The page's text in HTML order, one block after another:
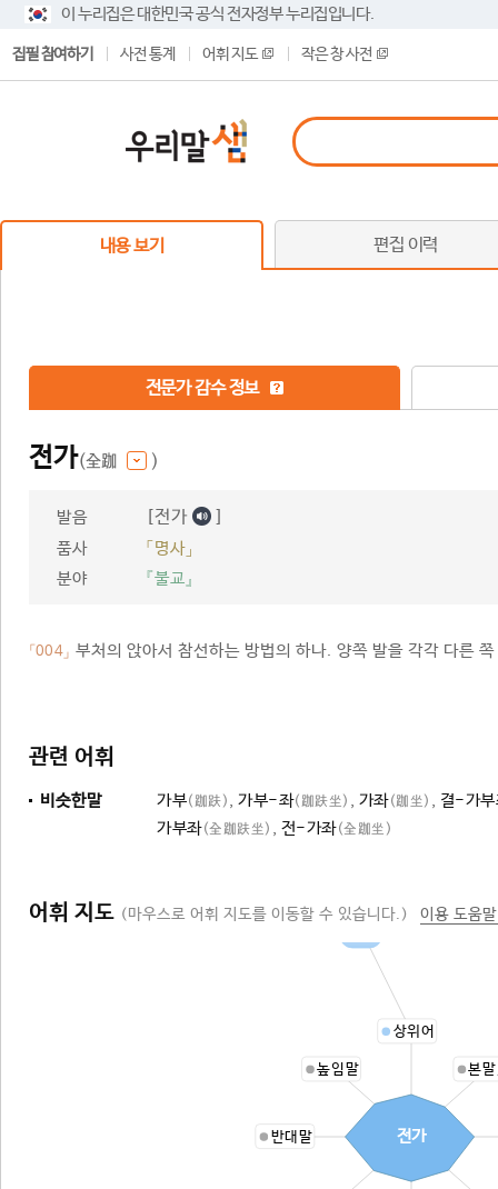
이 누리집은 대한민국 공식 전자정부 누리집입니다.
집필 참여하기 사전 통계 어휘 지도 작은 창 사전
내용 보기 편집 이력
전문가 감수 정보
전가(全跏 )
발음 [전가 ]
품사
「명사」
분야
『불교』
「004」 부처의 앉아서 참선하는 방법의 하나. 양쪽 발을 각각 다른
관련 어휘
비슷한말 가부(跏趺) , 가부-좌(跏趺坐) , 가좌(跏坐) , 결-가부
가부좌(全跏趺坐) , 전-가좌(全跏坐)
어휘 지도 (마우스로 어휘 지도를 이동할 수 있습니다.) 이용 도움
상위어
본
반대말
높임말
전가